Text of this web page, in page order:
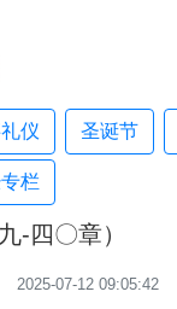
仪 圣诞节
栏
-四〇章）
2025-07-12 09:05:42